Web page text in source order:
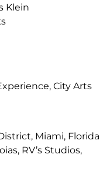
Klein
City Arts
Miami, Florida
RV’s Studios,